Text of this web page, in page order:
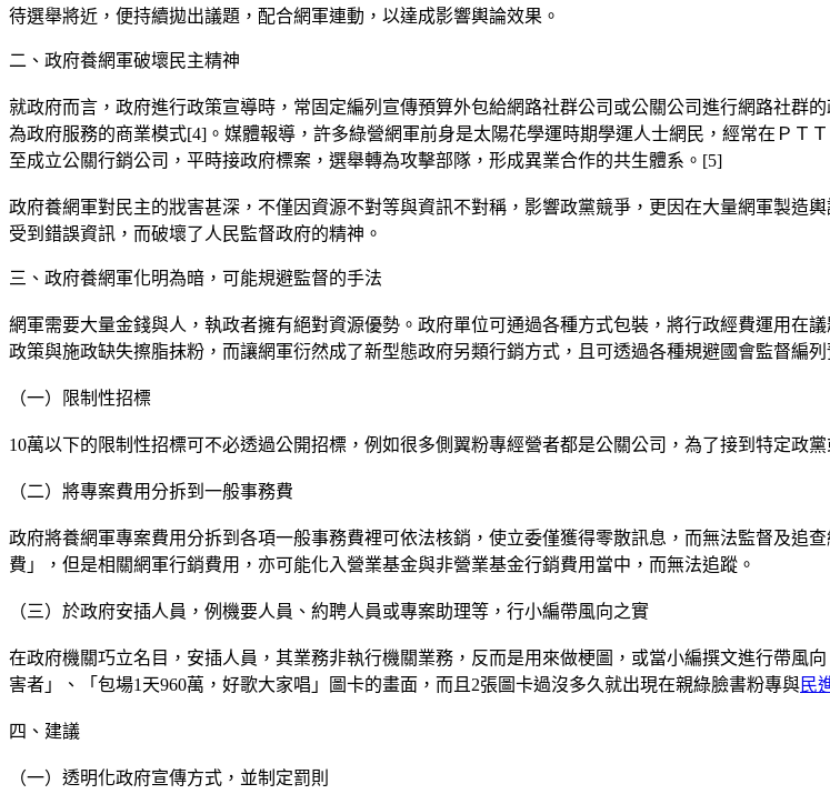
待選舉將近，便持續拋出議題，配合網軍連動，以達成影響輿論效果。
二、政府養網軍破壞民主精神
就政府而言，政府進行政策宣導時，常固定編列宣傳預算外包給網路社群公司或公關公司進行網路社群
為政府服務的商業模式[4]。媒體報導，許多綠營網軍前身是太陽花學運時期學運人士網民，經常在Ｐ
至成立公關行銷公司，平時接政府標案，選舉轉為攻擊部隊，形成異業合作的共生體系。[5]
政府養網軍對民主的戕害甚深，不僅因資源不對等與資訊不對稱，影響政黨競爭，更因在大量網軍製造
受到錯誤資訊，而破壞了人民監督政府的精神。
三、政府養網軍化明為暗，可能規避監督的手法
網軍需要大量金錢與人，執政者擁有絕對資源優勢。政府單位可通過各種方式包裝，將行政經費運用在
政策與施政缺失擦脂抹粉，而讓網軍衍然成了新型態政府另類行銷方式，且可透過各種規避國會監督編
（一）限制性招標
10萬以下的限制性招標可不必透過公開招標，例如很多側翼粉專經營者都是公關公司，為了接到特定政
（二）將專案費用分拆到一般事務費
政府將養網軍專案費用分拆到各項一般事務費裡可依法核銷，使立委僅獲得零散訊息，而無法監督及追
費」，但是相關網軍行銷費用，亦可能化入營業基金與非營業基金行銷費用當中，而無法追蹤。
（三）於政府安插人員，例機要人員、約聘人員或專案助理等，行小編帶風向之實
在政府機關巧立名目，安插人員，其業務非執行機關業務，反而是用來做梗圖，或當小編撰文進行帶風
害者」、「包場1天960萬，好歌大家唱」圖卡的畫面，而且2張圖卡過沒多久就出現在親綠臉書粉專與民
四、建議
（一）透明化政府宣傳方式，並制定罰則